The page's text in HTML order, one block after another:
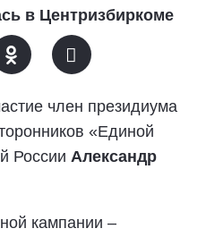
в Центризбиркоме
член президиума
«Единой
России Александр
кампании –